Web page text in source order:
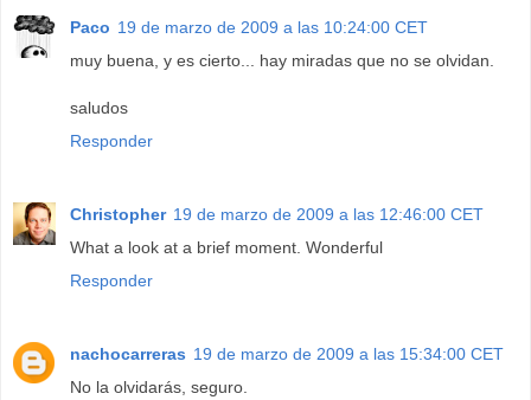
Paco 19 de marzo de 2009 a las 10:24:00 CET
muy buena, y es cierto... hay miradas que no se olvidan.
saludos
Responder
Christopher 19 de marzo de 2009 a las 12:46:00 CET
What a look at a brief moment. Wonderful
Responder
nachocarreras 19 de marzo de 2009 a las 15:34:00 CET
No la olvidarás, seguro.